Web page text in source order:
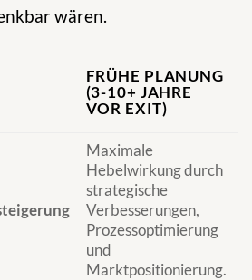
wären.
FRÜHE PLANUNG
(3-10+ JAHRE
VOR EXIT)
Maximale
Hebelwirkung durch
strategische
Verbesserungen,
Prozessoptimierung
und
Marktpositionierung.